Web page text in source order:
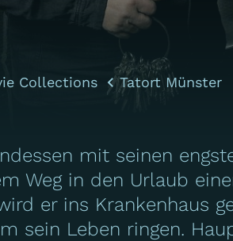
Collections Tatort Münster
mit seinen
Weg in den Urlaub
er ins Krankenhaus
sein Leben ringen.